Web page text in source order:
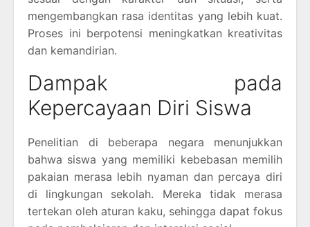
mengembangkan rasa identitas yang lebih kuat.
Proses ini berpotensi meningkatkan kreativitas
dan kemandirian.
Dampak pada
Kepercayaan Diri Siswa
Penelitian di beberapa negara menunjukkan
bahwa siswa yang memiliki kebebasan memilih
pakaian merasa lebih nyaman dan percaya diri
di lingkungan sekolah. Mereka tidak merasa
tertekan oleh aturan kaku, sehingga dapat fokus